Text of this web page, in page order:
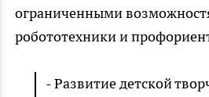
ограниченными
робототехники и
- Развитие детской